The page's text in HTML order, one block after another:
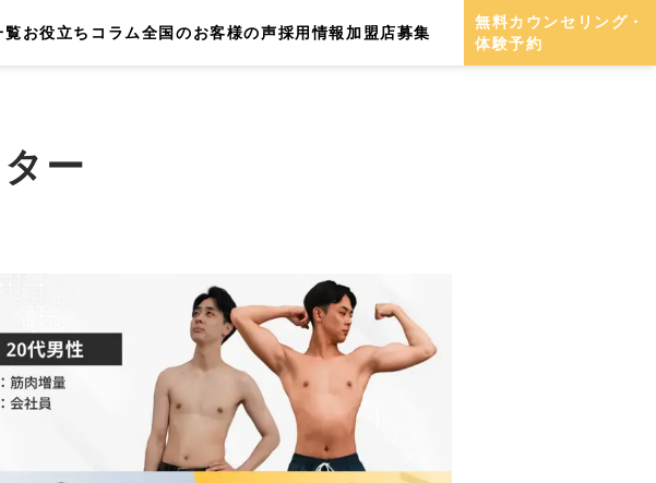
覧お役立ちコラム全国のお客様の声採用情報 加盟店募集
無料カウンセリング・
体験予約
ー